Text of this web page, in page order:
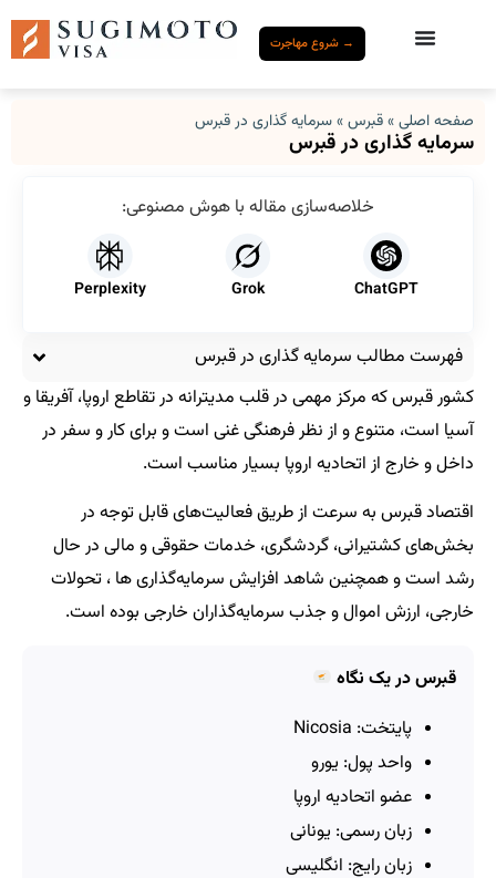
→ شروع مهاجرت
صفحه اصلی»قبرس»سرمایه‌ گذاری در قبرس
سرمایه‌ گذاری در قبرس
خلاصه‌سازی مقاله با هوش مصنوعی:
ChatGPT
Grok
Perplexity
فهرست مطالب سرمایه‌ گذاری در قبرس
کشور قبرس که مرکز مهمی در قلب مدیترانه در تقاطع اروپا، آفریقا و
آسیا است، متنوع و از نظر فرهنگی غنی است و برای کار و سفر در
داخل و خارج از اتحادیه اروپا بسیار مناسب است.
اقتصاد قبرس به سرعت از طریق فعالیت‌های قابل توجه در
بخش‌های کشتیرانی، گردشگری، خدمات حقوقی و مالی در حال
رشد است و همچنین شاهد افزایش سرمایه‌گذاری‌ ها ، تحولات
خارجی، ارزش اموال و جذب سرمایه‌گذاران خارجی بوده است.
قبرس در یک نگاه
پایتخت: Nicosia
واحد پول: یورو
عضو اتحادیه اروپا
زبان رسمی: یونانی
زبان رایج: انگلیسی